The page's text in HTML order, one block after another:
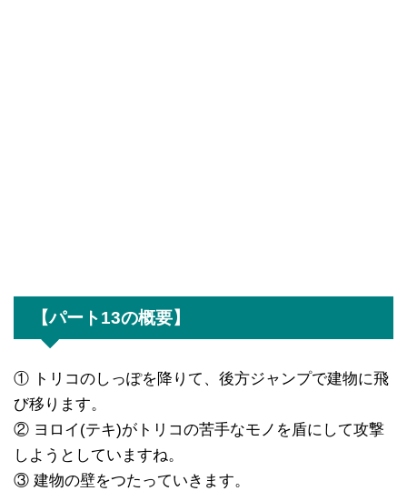
【パート13の概要】
① トリコのしっぽを降りて、後方ジャンプで建物に飛
び移ります。
② ヨロイ(テキ)がトリコの苦手なモノを盾にして攻撃
しようとしていますね。
③ 建物の壁をつたっていきます。